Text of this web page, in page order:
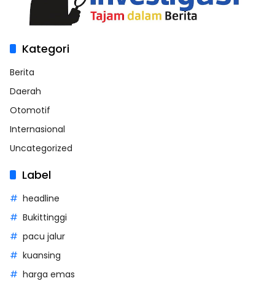
Kategori
Berita
Daerah
Otomotif
Internasional
Uncategorized
Label
headline
Bukittinggi
pacu jalur
kuansing
harga emas